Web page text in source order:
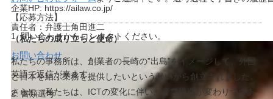
企業HP: https://ailaw.co.jp/
責任者：弁護士角田進二
【応募方法】
1. 問い合わせからコンタクトください。
お問い合わせ
英語で返信が来ます。
2. 書類選考
（私たちの成り立ちと使命）
私たちの事務所は、創業者の長崎の”出島”をイメージして、外国
と日本を結ぶ業務を提供したいという願いから創立されました。
さらに、私たちは、ICTの変化に伴い、産業構造が変わりつつあ